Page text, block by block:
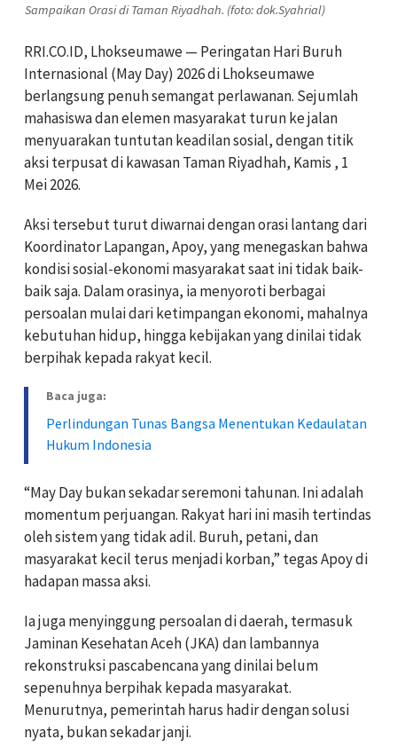
Sampaikan Orasi di Taman Riyadhah. (foto: dok.Syahrial)
RRI.CO.ID, Lhokseumawe — Peringatan Hari Buruh
Internasional (May Day) 2026 di Lhokseumawe
berlangsung penuh semangat perlawanan. Sejumlah
mahasiswa dan elemen masyarakat turun ke jalan
menyuarakan tuntutan keadilan sosial, dengan titik
aksi terpusat di kawasan Taman Riyadhah, Kamis , 1
Mei 2026.
Aksi tersebut turut diwarnai dengan orasi lantang dari
Koordinator Lapangan, Apoy, yang menegaskan bahwa
kondisi sosial-ekonomi masyarakat saat ini tidak baik-
baik saja. Dalam orasinya, ia menyoroti berbagai
persoalan mulai dari ketimpangan ekonomi, mahalnya
kebutuhan hidup, hingga kebijakan yang dinilai tidak
berpihak kepada rakyat kecil.
Baca juga:
Perlindungan Tunas Bangsa Menentukan Kedaulatan
Hukum Indonesia
“May Day bukan sekadar seremoni tahunan. Ini adalah
momentum perjuangan. Rakyat hari ini masih tertindas
oleh sistem yang tidak adil. Buruh, petani, dan
masyarakat kecil terus menjadi korban,” tegas Apoy di
hadapan massa aksi.
Ia juga menyinggung persoalan di daerah, termasuk
Jaminan Kesehatan Aceh (JKA) dan lambannya
rekonstruksi pascabencana yang dinilai belum
sepenuhnya berpihak kepada masyarakat.
Menurutnya, pemerintah harus hadir dengan solusi
nyata, bukan sekadar janji.